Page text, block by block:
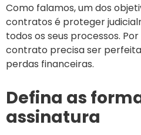
Como falamos, um dos
contratos é proteger
todos os seus processos.
contrato precisa ser
perdas financeiras.
Defina as
assinatura